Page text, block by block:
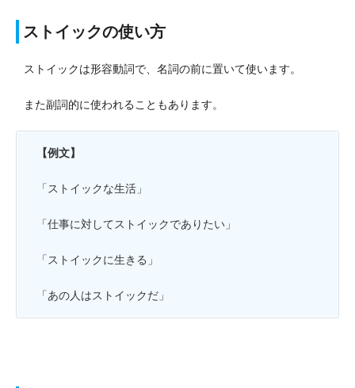
ストイックの使い方
ストイックは形容動詞で、名詞の前に置いて使います。
また副詞的に使われることもあります。
【例文】
「ストイックな生活」
「仕事に対してストイックでありたい」
「ストイックに生きる」
「あの人はストイックだ」